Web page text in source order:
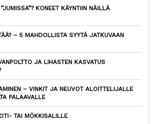
KONEET KÄYNTIIN NÄILLÄ
– 5 MAHDOLLISTA SYYTÄ JATKUVAAN
JA LIHASTEN KASVATUS
– VINKIT JA NEUVOT ALOITTELIJALLE
PALAAVALLE
TAI MÖKKISALILLE